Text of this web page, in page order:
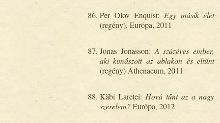
Per Olov Enquist: Egy másik élet
(regény), Európa, 2011
Jonas Jonasson: A százéves ember,
aki kimászott az ablakon és eltűnt
(regény) Athenaeum, 2011
Käbi Laretei: Hová tűnt az a nagy
szerelem?Európa, 2012